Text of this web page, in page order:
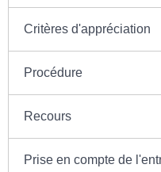
Critères d'appréciation
Procédure
Recours
Prise en compte de